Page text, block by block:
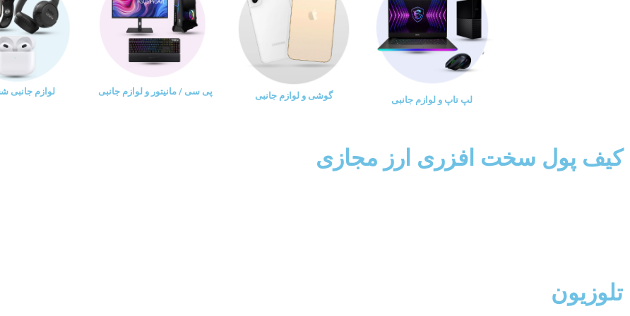
لپ تاپ و لوازم جانبی گوشی و لوازم جانبی پی سی / مانیتور و لوازم جانبی لوازم جانبی
کیف پول سخت افزری ارز مجازی
تلوزیون